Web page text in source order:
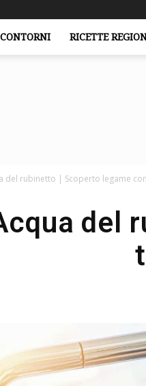
CONTORNI RICETTE
del rubinetto | Scoperto legame
del